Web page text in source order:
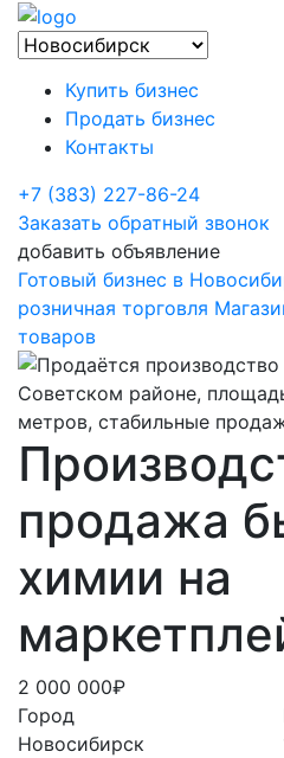
Купить бизнес
Продать бизнес
Контакты
+7 (383) 227-86-24
Заказать обратный звонок
добавить объявление
Готовый бизнес в
розничная торговля
товаров
продажа
химии на
2 000 000₽
Город
Новосибирск